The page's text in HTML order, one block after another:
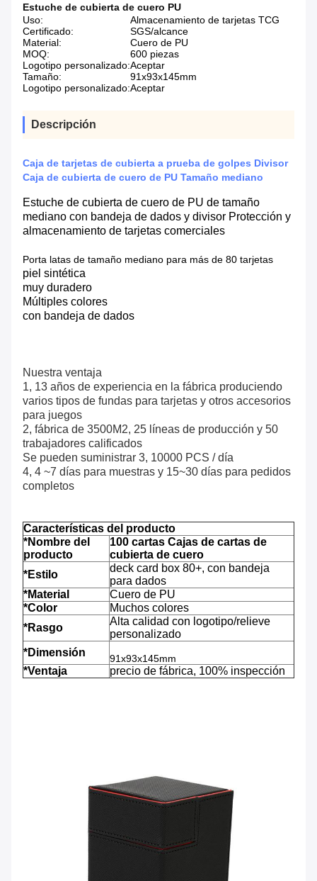
Estuche de cubierta de cuero PU
Uso:
Almacenamiento de tarjetas TCG
Certificado:
SGS/alcance
Material:
Cuero de PU
MOQ:
600 piezas
Logotipo personalizado:Aceptar
Tamaño:
91x93x145mm
Logotipo personalizado:Aceptar
Descripción
Caja de tarjetas de cubierta a prueba de golpes Divisor
Caja de cubierta de cuero de PU Tamaño mediano
Estuche de cubierta de cuero de PU de tamaño
mediano con bandeja de dados y divisor Protección y
almacenamiento de tarjetas comerciales
Porta latas de tamaño mediano para más de 80 tarjetas
piel sintética
muy duradero
Múltiples colores
con bandeja de dados
Nuestra ventaja
1, 13 años de experiencia en la fábrica produciendo
varios tipos de fundas para tarjetas y otros accesorios
para juegos
2, fábrica de 3500M2, 25 líneas de producción y 50
trabajadores calificados
Se pueden suministrar 3, 10000 PCS / día
4, 4 ~7 días para muestras y 15~30 días para pedidos
completos
Características del producto
*Nombre del
producto
100 cartas Cajas de cartas de
cubierta de cuero
*Estilo
deck card box 80+, con bandeja
para dados
*Material
Cuero de PU
*Color
Muchos colores
*Rasgo
Alta calidad con logotipo/relieve
personalizado
*Dimensión
91x93x145mm
*Ventaja precio de fábrica, 100% inspección